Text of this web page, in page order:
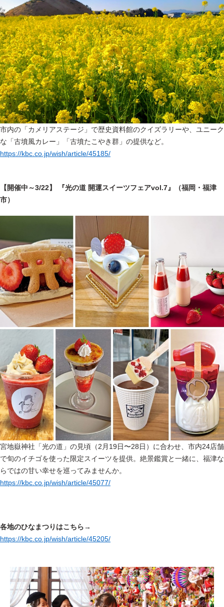
市内の「カメリアステージ」で歴史資料館のクイズラリーや、ユニーク
な「古墳風カレー」「古墳たこやき群」の提供など。
https://kbc.co.jp/wish/article/45185/
【開催中～3/22】 『光の道 開運スイーツフェアvol.7』（福岡・福津
市）
宮地嶽神社「光の道」の見頃（2月19日〜28日）に合わせ、市内24店舗
で旬のイチゴを使った限定スイーツを提供。絶景鑑賞と一緒に、福津な
らではの甘い幸せを巡ってみませんか。
https://kbc.co.jp/wish/article/45077/
各地のひなまつりはこちら→
https://kbc.co.jp/wish/article/45205/